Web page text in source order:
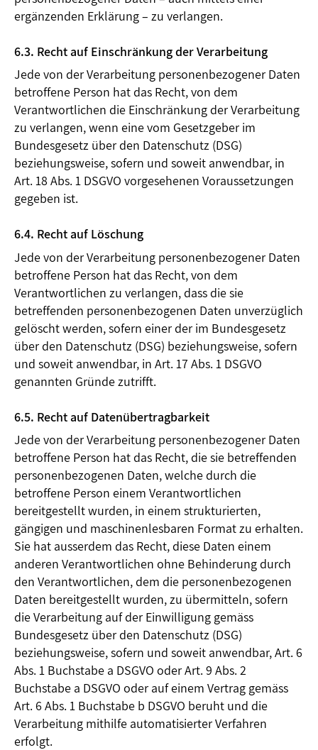
ergänzenden Erklärung – zu verlangen.
6.3. Recht auf Einschränkung der Verarbeitung
Jede von der Verarbeitung personenbezogener Daten
betroffene Person hat das Recht, von dem
Verantwortlichen die Einschränkung der Verarbeitung
zu verlangen, wenn eine vom Gesetzgeber im
Bundesgesetz über den Datenschutz (DSG)
beziehungsweise, sofern und soweit anwendbar, in
Art. 18 Abs. 1 DSGVO vorgesehenen Voraussetzungen
gegeben ist.
6.4. Recht auf Löschung
Jede von der Verarbeitung personenbezogener Daten
betroffene Person hat das Recht, von dem
Verantwortlichen zu verlangen, dass die sie
betreffenden personenbezogenen Daten unverzüglich
gelöscht werden, sofern einer der im Bundesgesetz
über den Datenschutz (DSG) beziehungsweise, sofern
und soweit anwendbar, in Art. 17 Abs. 1 DSGVO
genannten Gründe zutrifft.
6.5. Recht auf Datenübertragbarkeit
Jede von der Verarbeitung personenbezogener Daten
betroffene Person hat das Recht, die sie betreffenden
personenbezogenen Daten, welche durch die
betroffene Person einem Verantwortlichen
bereitgestellt wurden, in einem strukturierten,
gängigen und maschinenlesbaren Format zu erhalten.
Sie hat ausserdem das Recht, diese Daten einem
anderen Verantwortlichen ohne Behinderung durch
den Verantwortlichen, dem die personenbezogenen
Daten bereitgestellt wurden, zu übermitteln, sofern
die Verarbeitung auf der Einwilligung gemäss
Bundesgesetz über den Datenschutz (DSG)
beziehungsweise, sofern und soweit anwendbar, Art. 6
Abs. 1 Buchstabe a DSGVO oder Art. 9 Abs. 2
Buchstabe a DSGVO oder auf einem Vertrag gemäss
Art. 6 Abs. 1 Buchstabe b DSGVO beruht und die
Verarbeitung mithilfe automatisierter Verfahren
erfolgt.